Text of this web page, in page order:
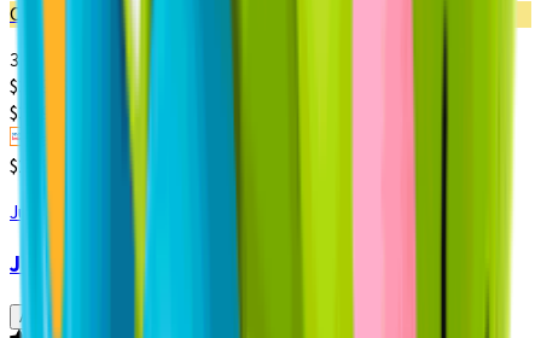
Oferta
30% dcto.
$ 3.493
$3.493 x un
Paga $2.994
$2.994 x un
Juguetería Importada
Juguete Didáctico Sonajero Mi Primera Pelota
Agregar